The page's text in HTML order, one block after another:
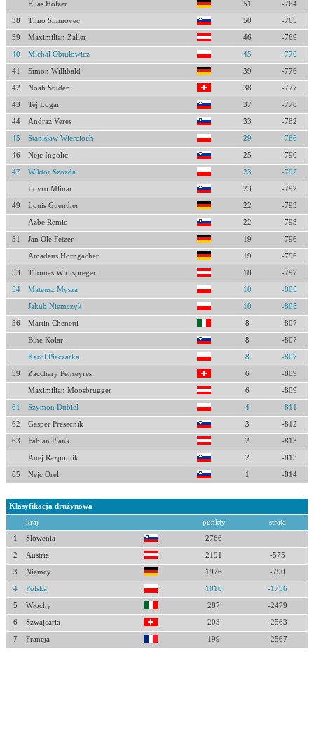
Elias Holzer 51 -764
38 Timo Simnovec 50 -765
39 Maximilian Zaller 46 -769
40 Michał Obtułowicz 45 -770
41 Simon Willibald 39 -776
42 Noah Studer 38 -777
43 Tej Logar 37 -778
44 Andraz Veres 33 -782
45 Stanisław Wiercioch 29 -786
46 Nejc Ingolic 25 -790
47 Wiktor Szozda 23 -792
Lovro Mlinar 23 -792
49 Louis Guenther 22 -793
Azbe Remic 22 -793
51 Jan Ole Fetzer 19 -796
Amadeus Horngacher 19 -796
53 Thomas Wirnspreger 18 -797
54 Mateusz Mysza 10 -805
Jakub Niemczyk 10 -805
56 Martin Chenetti 8 -807
Bine Kolar 8 -807
Karol Pieczarka 8 -807
59 Zacchary Penseyres 6 -809
Maximilian Moosbrugger 6 -809
61 Szymon Dubiel 4 -811
62 Gasper Presecnik 3 -812
63 Fabian Plank 2 -813
Anej Razpotnik 2 -813
65 Nejc Orel 1 -814
Klasyfikacja drużynowa
kraj punkty strata
1 Słowenia 2766
2 Austria 2191 -575
3 Niemcy 1976 -790
4 Polska 1010 -1756
5 Włochy 287 -2479
6 Szwajcaria 203 -2563
7 Francja 199 -2567